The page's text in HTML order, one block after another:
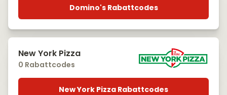
Domino's Rabattcodes
New York Pizza
0 Rabattcodes
New York Pizza Rabattcodes